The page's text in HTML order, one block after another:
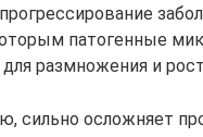
патогенные
размножения и
сильно осложняет